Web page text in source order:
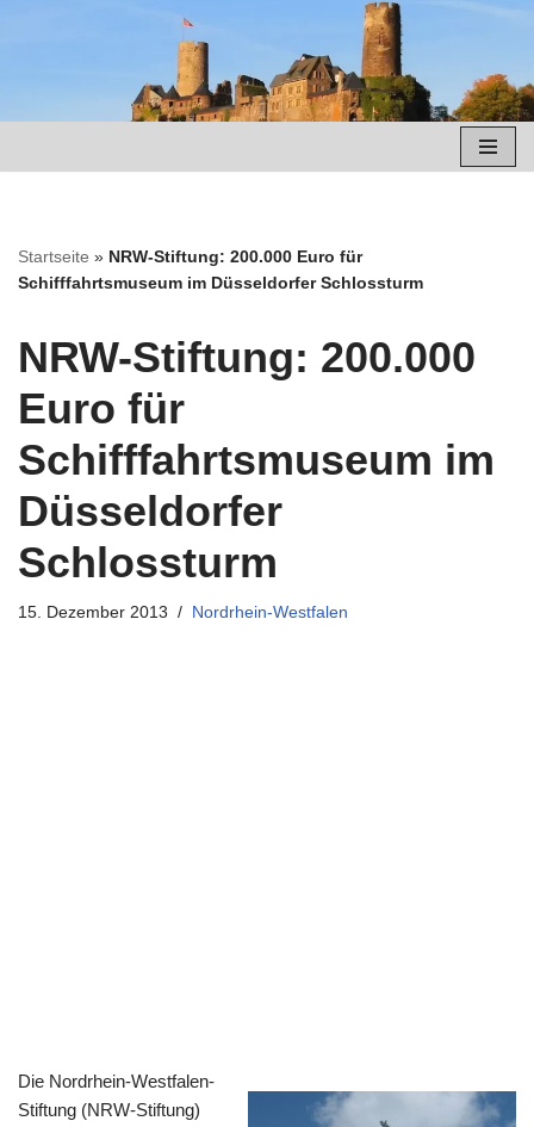
springen
Startseite » NRW-Stiftung: 200.000 Euro für
Schifffahrtsmuseum im Düsseldorfer Schlossturm
NRW-Stiftung: 200.000
Euro für
Schifffahrtsmuseum im
Düsseldorfer
Schlossturm
15. Dezember 2013 Nordrhein-Westfalen
Die Nordrhein-Westfalen-
Stiftung (NRW-Stiftung)